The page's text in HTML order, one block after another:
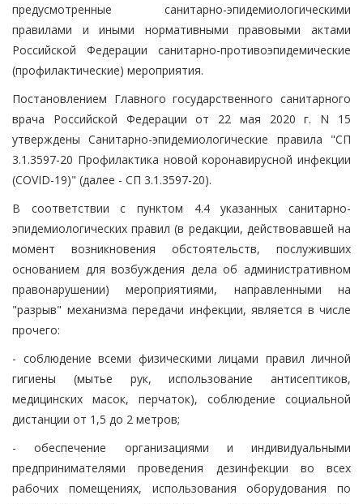
предусмотренные санитарно-эпидемиологическими
правилами и иными нормативными правовыми актами
Российской Федерации санитарно-противоэпидемические
(профилактические) мероприятия.
Постановлением Главного государственного санитарного
врача Российской Федерации от 22 мая 2020 г. N 15
утверждены Санитарно-эпидемиологические правила "СП
3.1.3597-20 Профилактика новой коронавирусной инфекции
(COVID-19)" (далее - СП 3.1.3597-20).
В соответствии с пунктом 4.4 указанных санитарно-
эпидемиологических правил (в редакции, действовавшей на
момент возникновения обстоятельств, послуживших
основанием для возбуждения дела об административном
правонарушении) мероприятиями, направленными на
"разрыв" механизма передачи инфекции, является в числе
прочего:
- соблюдение всеми физическими лицами правил личной
гигиены (мытье рук, использование антисептиков,
медицинских масок, перчаток), соблюдение социальной
дистанции от 1,5 до 2 метров;
- обеспечение организациями и индивидуальными
предпринимателями проведения дезинфекции во всех
рабочих помещениях, использования оборудования по